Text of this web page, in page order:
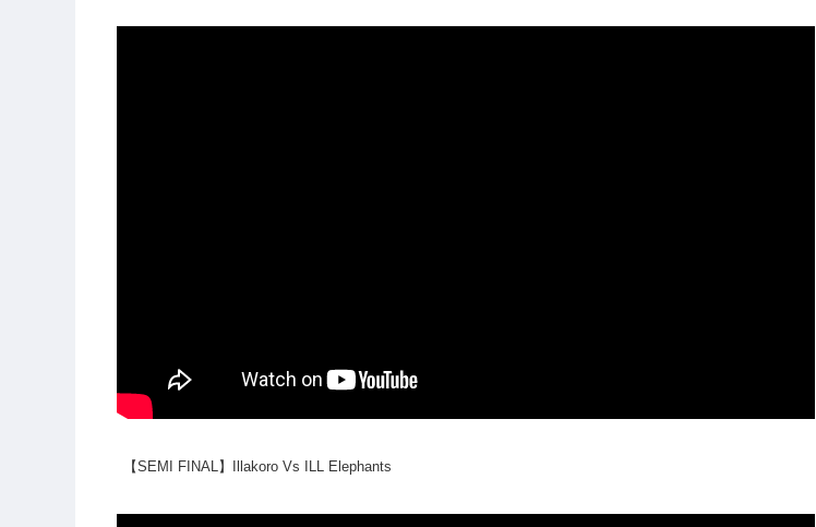
【SEMI FINAL】Illakoro Vs ILL Elephants